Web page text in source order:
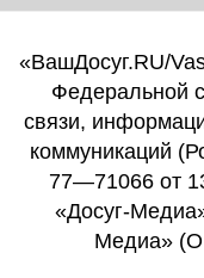
«ВашДосуг.RU/
Федеральной
связи,
коммуникаций
77—71066 от
«Досуг-
Медиа» (О